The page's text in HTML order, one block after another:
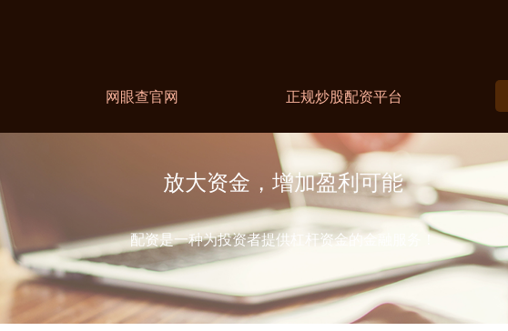
网眼查官网 正规炒股配资平台
放大资金，增加盈利可能
配资是一种为投资者提供杠杆资金的金融服务！